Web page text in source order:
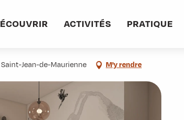
ACTIVITÉS PRATIQUE
Saint-Jean-de-Maurienne M'y rendre